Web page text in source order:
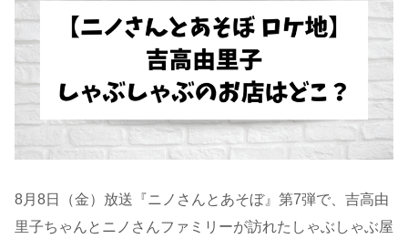
8月8日（金）放送『ニノさんとあそぼ』第7弾で、吉高由
里子ちゃんとニノさんファミリーが訪れたしゃぶしゃぶ屋